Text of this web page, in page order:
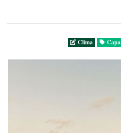
Clima Capa